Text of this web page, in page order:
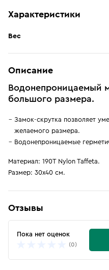
Характеристики
Вес
Описание
Водонепроницаемый
большого размера.
Замок-скрутка позволяет
желаемого размера.
Водонепроницаемые
Материал: 190T Nylon Taffeta.
Размер: 30х40 см.
Отзывы
Пока нет оценок
(0)